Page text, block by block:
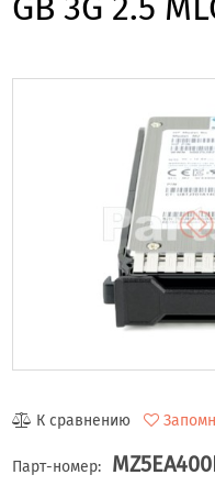
К сравнению
Парт-номер: